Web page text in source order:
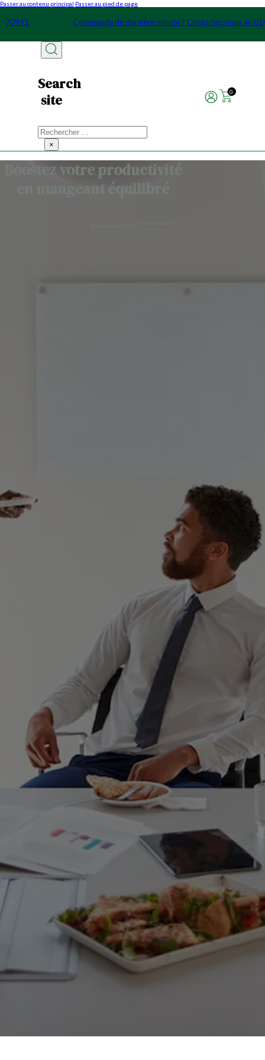
Passer au contenu principal Passer au pied de page
Commande de dernière minute ? Contactez-nous
Search
site
Rechercher
×
0
Boostez votre productivité
en mangeant équilibré